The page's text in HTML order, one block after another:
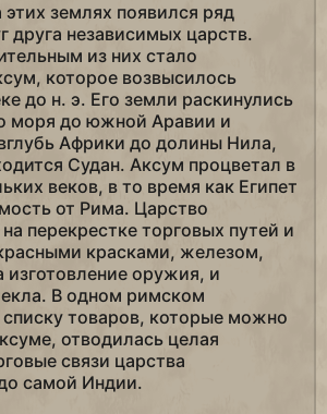
землях появился ряд
друга независимых царств.
из них стало
которое возвысилось
до н. э. Его земли раскинулись
моря до южной Аравии и
Африки до долины Нила,
Судан. Аксум процветал в
веков, в то время как Египет
от Рима. Царство
перекрестке торговых путей и
красками, железом,
изготовление оружия, и
В одном римском
списку товаров, которые можно
отводилась целая
связи царства
самой Индии.